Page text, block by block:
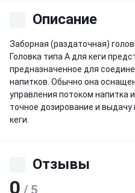
Описание
Заборная (раздаточная)
Головка типа А для кеги
предназначенное для
напитков. Обычно она
управления потоком напитка
точное дозирование и выдачу
кеги.
Отзывы
0 / 5